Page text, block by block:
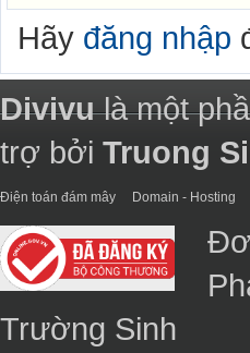
Hãy đăng nhập
Divivulà một
trợ bởi Truong
Điện toán đám mây Domain - Hosting
Trường Sinh